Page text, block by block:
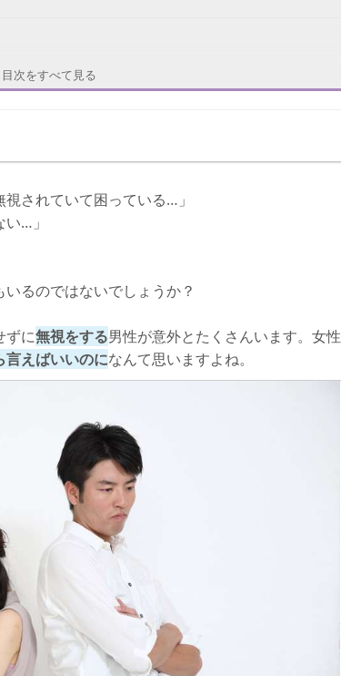
目次をすべて見る
されていて困っている…」
…」
るのではないでしょうか？
ずに無視をする男性が意外とたくさんいます。女性
言えばいいのになんて思いますよね。